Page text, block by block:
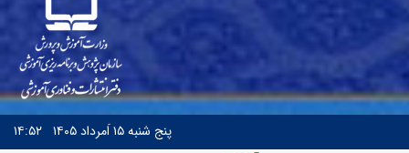
پنج شنبه۱۵ اَمرداد ۱۴۰۵ ۱۴:۵۲